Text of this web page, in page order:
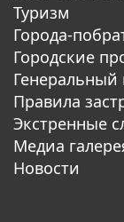
Туризм
Города-
Городские
Генеральный
Правила
Экстренные
Медиа
Новости